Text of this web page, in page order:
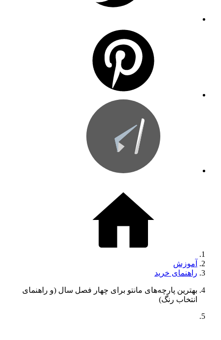
آموزش
راهنمای خرید
بهترین پارچه‌‌های مانتو برای چهار فصل سال (و راهنمای
انتخاب رنگ)